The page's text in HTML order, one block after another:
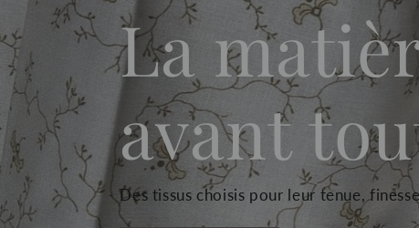
La
avant
Des tissus choisis pour leur tenue,